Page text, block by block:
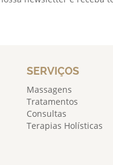
SERVIÇOS
Massagens
Tratamentos
Consultas
Terapias Holísticas